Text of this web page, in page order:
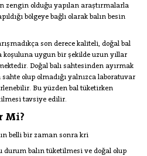
zengin olduğu yapılan araştırmalarla
bölgeye bağlı olarak balın besin
son derece kaliteli, doğal bal
koşuluna uygun bir şekilde uzun yıllar
Doğal balı sahtesinden ayırmak
olup olmadığı yalnızca laboratuvar
Bu yüzden bal tüketirken
tavsiye edilir.
Mi?
belli bir zaman sonra kri
balın tüketilmesi ve doğal olup